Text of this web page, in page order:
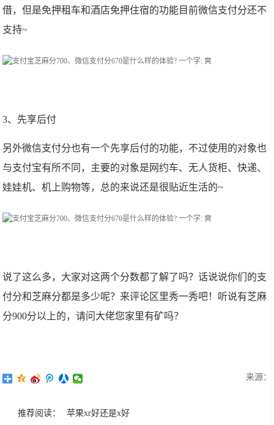
借，但是免押租车和酒店免押住宿的功能目前微信支付分还不
支持~
3、先享后付
另外微信支付分也有一个先享后付的功能，不过使用的对象也
与支付宝有所不同，主要的对象是网约车、无人货柜、快递、
娃娃机、机上购物等，总的来说还是很贴近生活的~
说了这么多，大家对这两个分数都了解了吗？话说说你们的支
付分和芝麻分都是多少呢？来评论区里秀一秀吧！听说有芝麻
分900分以上的，请问大佬您家里有矿吗？
来源：
推荐阅读： 苹果xr好还是x好